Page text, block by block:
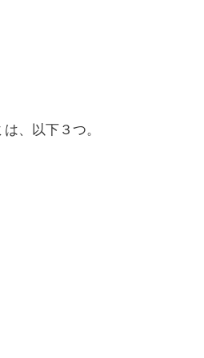
、以下３つ。